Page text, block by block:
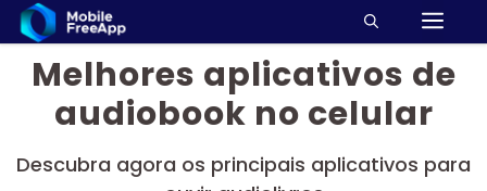
Pular
para
conteúdo
Melhores aplicativos de
audiobook no celular
Descubra agora os principais aplicativos para